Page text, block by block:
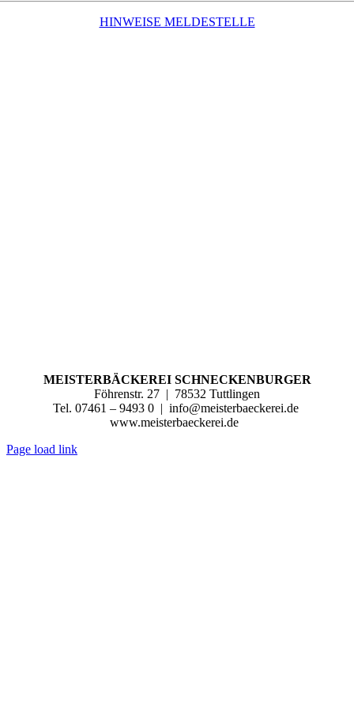
HINWEISE MELDESTELLE
MEISTERBÄCKEREI SCHNECKENBURGER
Föhrenstr. 27 | 78532 Tuttlingen
Tel. 07461 – 9493 0 | info@meisterbaeckerei.de
www.meisterbaeckerei.de
Page load link